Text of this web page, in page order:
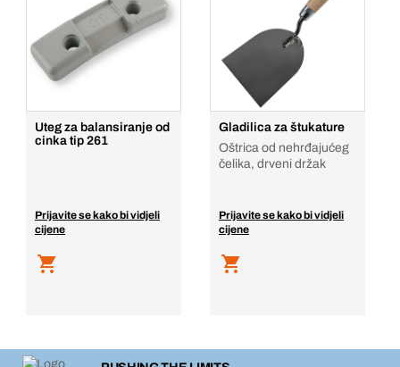
Uteg za balansiranje od
cinka tip 261
Prijavite se kako bi vidjeli
cijene
Gladilica za štukature
Oštrica od nehrđajućeg
čelika, drveni držak
Prijavite se kako bi vidjeli
cijene